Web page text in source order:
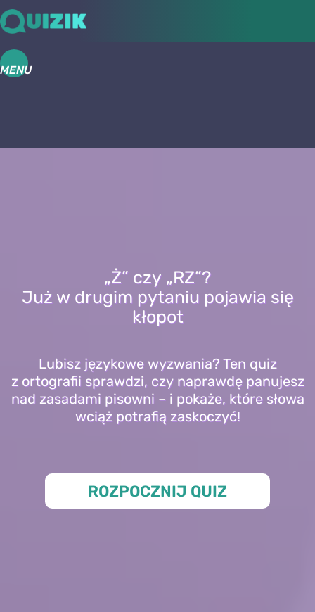
MENU
„Ż” czy „RZ”?
Już w drugim pytaniu pojawia się
kłopot
Lubisz językowe wyzwania? Ten quiz
z ortografii sprawdzi, czy naprawdę panujesz
nad zasadami pisowni – i pokaże, które słowa
wciąż potrafią zaskoczyć!
ROZPOCZNIJ QUIZ